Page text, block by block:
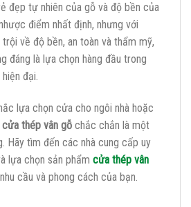
đẹp tự nhiên của gỗ và độ bền của
điểm nhất định, nhưng với
về độ bền, an toàn và thẩm mỹ,
đáng là lựa chọn hàng đầu trong
đại.
lựa chọn cửa cho ngôi nhà hoặc
cửa thép vân gỗ chắc chắn là một
Hãy tìm đến các nhà cung cấp uy
lựa chọn sản phẩm cửa thép vân
cầu và phong cách của bạn.